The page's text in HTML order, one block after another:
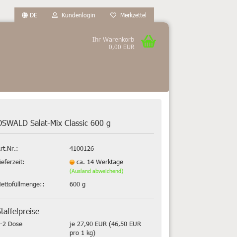
DE Kundenlogin Merkzettel
Ihr Warenkorb
0,00 EUR
Salat-Mix Classic 600 g
4100126
ca. 14 Werktage
(Ausland abweichend)
600 g
2 Dose
je 27,90 EUR (46,50 EUR
pro 1 kg)